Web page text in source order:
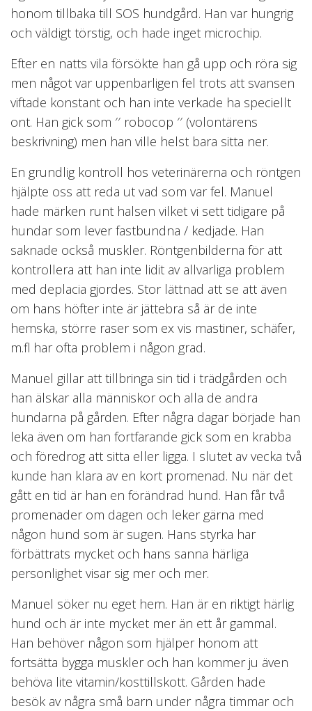
honom tillbaka till SOS hundgård. Han var hungrig
och väldigt törstig, och hade inget microchip.
Efter en natts vila försökte han gå upp och röra sig
men något var uppenbarligen fel trots att svansen
viftade konstant och han inte verkade ha speciellt
ont. Han gick som ′′ robocop ′′ (volontärens
beskrivning) men han ville helst bara sitta ner.
En grundlig kontroll hos veterinärerna och röntgen
hjälpte oss att reda ut vad som var fel. Manuel
hade märken runt halsen vilket vi sett tidigare på
hundar som lever fastbundna / kedjade. Han
saknade också muskler. Röntgenbilderna för att
kontrollera att han inte lidit av allvarliga problem
med deplacia gjordes. Stor lättnad att se att även
om hans höfter inte är jättebra så är de inte
hemska, större raser som ex vis mastiner, schäfer,
m.fl har ofta problem i någon grad.
Manuel gillar att tillbringa sin tid i trädgården och
han älskar alla människor och alla de andra
hundarna på gården. Efter några dagar började han
leka även om han fortfarande gick som en krabba
och föredrog att sitta eller ligga. I slutet av vecka två
kunde han klara av en kort promenad. Nu när det
gått en tid är han en förändrad hund. Han får två
promenader om dagen och leker gärna med
någon hund som är sugen. Hans styrka har
förbättrats mycket och hans sanna härliga
personlighet visar sig mer och mer.
Manuel söker nu eget hem. Han är en riktigt härlig
hund och är inte mycket mer än ett år gammal.
Han behöver någon som hjälper honom att
fortsätta bygga muskler och han kommer ju även
behöva lite vitamin/kosttillskott. Gården hade
besök av några små barn under några timmar och